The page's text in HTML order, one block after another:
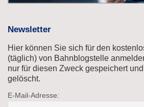
Newsletter
Hier können Sie sich für den
(täglich) von Bahnblogstelle
nur für diesen Zweck gespeichert
gelöscht.
E-Mail-Adresse: